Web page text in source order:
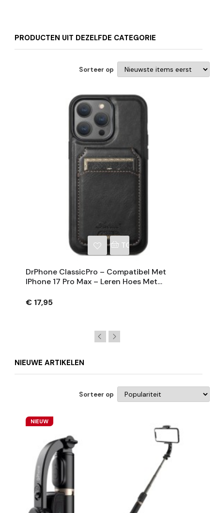
PRODUCTEN UIT DEZELFDE CATEGORIE
Sorteer op
TOEVOEGEN AAN
DrPhone ClassicPro – Compatibel Met
IPhone 17 Pro Max – Leren Hoes Met
MagSafe
€ 17,95
NIEUWE ARTIKELEN
Sorteer op
NIEUW